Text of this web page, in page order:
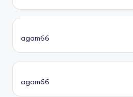
agam66
agam66